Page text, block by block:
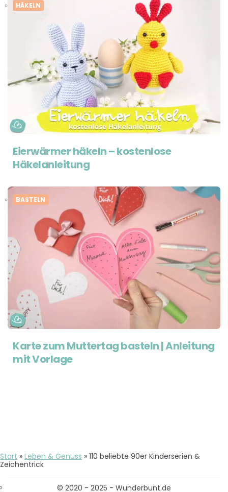
HÄKELN
Eierwärmer häkeln – kostenlose
Häkelanleitung
BASTELN
Karte zum Muttertag basteln | Anleitung
mit Vorlage
Start » Leben & Genuss » 110 beliebte 90er Kinderserien &
Zeichentrick
© 2020 - 2025 - Wunderbunt.de